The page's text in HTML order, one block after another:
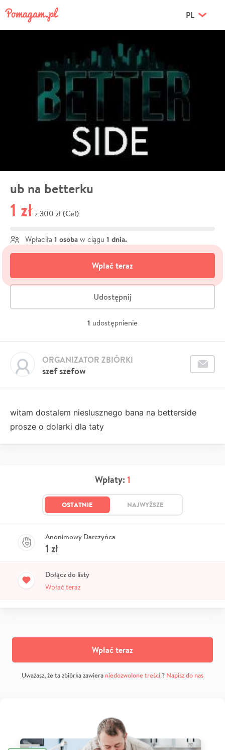
PL
ub na betterku
1 zł z 300 zł (Cel)
Wpłaciła 1 osoba w ciągu 1 dnia.
Wpłać teraz
Udostępnij
1 udostępnienie
szef szefow
ORGANIZATOR ZBIÓRKI
witam dostalem nieslusznego bana na betterside
prosze o dolarki dla taty
Wpłaty: 1
OSTATNIE NAJWYŻSZE
Anonimowy Darczyńca
1 zł
Dołącz do listy
Wpłać teraz
Wpłać teraz
Uważasz, że ta zbiórka zawiera niedozwolone treści? Napisz do nas